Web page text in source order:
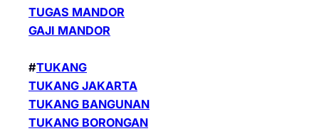
TUGAS MANDOR
GAJI MANDOR
#TUKANG
TUKANG JAKARTA
TUKANG BANGUNAN
TUKANG BORONGAN